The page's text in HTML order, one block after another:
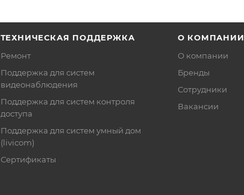
ТЕХНИЧЕСКАЯ ПОДДЕРЖКА
Ремонт
Поддержка для систем
видеонаблюдения
Поддержка для систем контроля
доступа
Поддержка для систем умный дом
(livicom)
Сертификаты
О КОМПАНИИ
О компании
Бренды
Сотрудники
Вакансии